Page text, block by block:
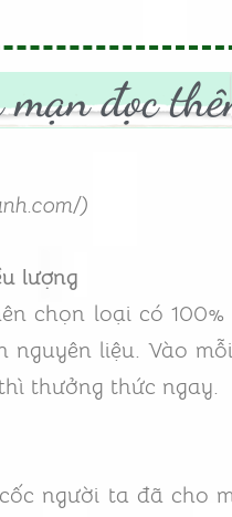
đọc
)
lượng
chọn loại có
liệu. Vào
thưởng thức ngay.
người ta đã cho